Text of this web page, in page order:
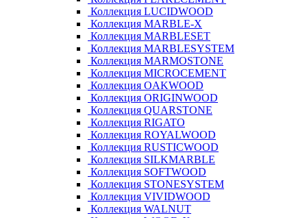
Коллекция LUCIDWOOD
Коллекция MARBLE-X
Коллекция MARBLESET
Коллекция MARBLESYSTEM
Коллекция MARMOSTONE
Коллекция MICROCEMENT
Коллекция OAKWOOD
Коллекция ORIGINWOOD
Коллекция QUARSTONE
Коллекция RIGATO
Коллекция ROYALWOOD
Коллекция RUSTICWOOD
Коллекция SILKMARBLE
Коллекция SOFTWOOD
Коллекция STONESYSTEM
Коллекция VIVIDWOOD
Коллекция WALNUT